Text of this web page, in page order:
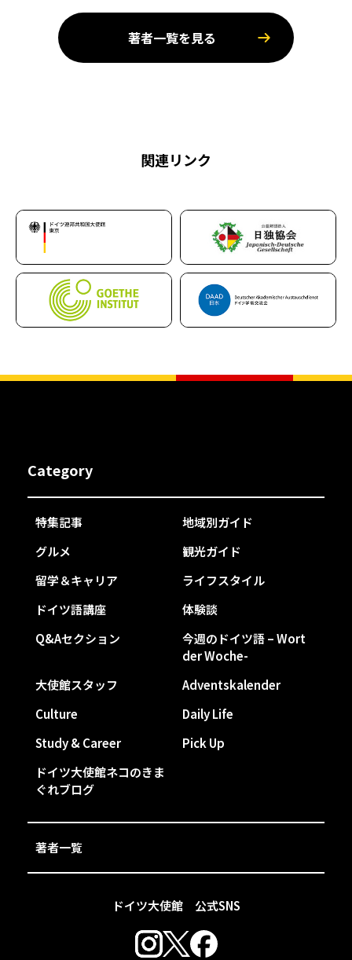
著者一覧を見る
関連リンク
ドイツ大使館 公式SNS
Category
特集記事
地域別ガイド
グルメ
観光ガイド
留学＆キャリア
ライフスタイル
ドイツ語講座
体験談
Q&Aセクション
今週のドイツ語 – Wort
der Woche-
大使館スタッフ
Adventskalender
Culture
Daily Life
Study & Career
Pick Up
ドイツ大使館ネコのきま
ぐれブログ
著者一覧